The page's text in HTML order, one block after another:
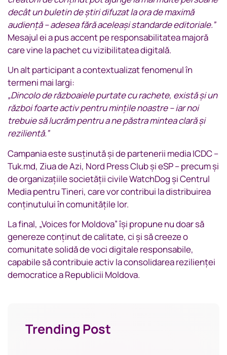
decât un buletin de știri difuzat la ora de maximă
audiență – adesea fără aceleași standarde editoriale.”
Mesajul ei a pus accent pe responsabilitatea majoră
care vine la pachet cu vizibilitatea digitală.
Un alt participant a contextualizat fenomenul în
termeni mai largi:
„Dincolo de războaiele purtate cu rachete, există și un
război foarte activ pentru mințile noastre – iar noi
trebuie să lucrăm pentru a ne păstra mintea clară și
rezilientă.”
Campania este susținută și de partenerii media ICDC –
Tuk.md, Ziua de Azi, Nord Press Club și eSP – precum și
de organizațiile societății civile WatchDog și Centrul
Media pentru Tineri, care vor contribui la distribuirea
conținutului în comunitățile lor.
La final, „Voices for Moldova” își propune nu doar să
genereze conținut de calitate, ci și să creeze o
comunitate solidă de voci digitale responsabile,
capabile să contribuie activ la consolidarea rezilienței
democratice a Republicii Moldova.
Trending Post